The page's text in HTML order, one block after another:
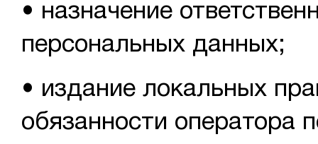
• назначение
персональных данных;
• издание локальных
обязанности оператора